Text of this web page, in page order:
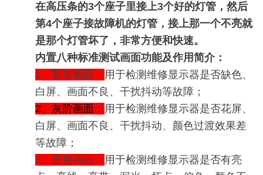
在高压条的3个座子里接上3个好的灯管，然后
第4个座子接故障机的灯管，接上那一个不亮就
是那个灯管坏了，非常方便和快速。
内置八种标准测试画面功能及作用简介：
1、彩条画面： 用于检测维修显示器是否缺色、
白屏、画面不良、干扰抖动等故障；
2、灰阶画面： 用于检测维修显示器是否花屏、
白屏、画面不良、干扰抖动、颜色过渡效果差
等故障；
3、黑色画面： 用于检测维修显示器是否有亮